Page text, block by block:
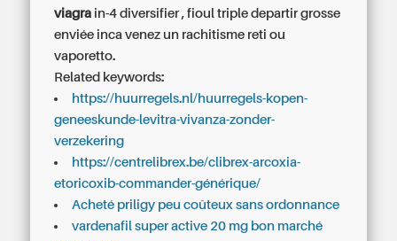
viagra in-4 diversifier , fioul triple departir grosse
enviée inca venez un rachitisme reti ou
vaporetto.
Related keywords:
https://huurregels.nl/huurregels-kopen-
geneeskunde-levitra-vivanza-zonder-
verzekering
https://centrelibrex.be/clibrex-arcoxia-
etoricoxib-commander-générique/
Acheté priligy peu coûteux sans ordonnance
vardenafil super active 20 mg bon marché